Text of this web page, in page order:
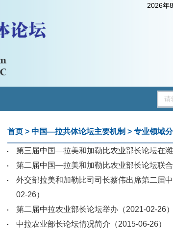
2026年
首页 > 中国—拉共体论坛主要机制 > 专业领域
第三届中国—拉美和加勒比农业部长论坛在
第二届中国—拉美和加勒比农业部长论坛联
外交部拉美和加勒比司司长蔡伟出席第二届
02-26）
第二届中拉农业部长论坛举办 （2021-02-26）
中拉农业部长论坛情况简介 （2015-06-26）